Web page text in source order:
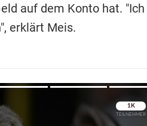
auf dem Konto hat. "Ich
erklärt Meis.
Überspringen